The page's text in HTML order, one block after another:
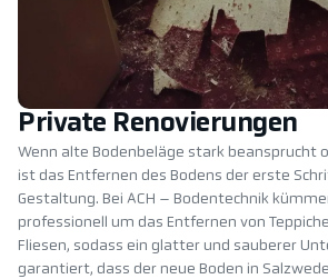
Private Renovierungen
Wenn alte Bodenbeläge stark beansprucht
ist das Entfernen des Bodens der erste
Gestaltung. Bei ACH – Bodentechnik
professionell um das Entfernen von
Fliesen, sodass ein glatter und sauberer
garantiert, dass der neue Boden in